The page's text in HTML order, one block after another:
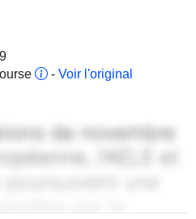
- Voir l'original